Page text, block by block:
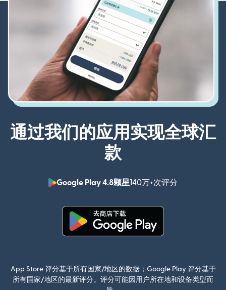
通过我们的应用实现全球汇
款
Google Play 4.8颗星140万+次评分
App Store 评分基于所有国家/地区的数据；Google Play 评分基于
所有国家/地区的最新评分。评分可能因用户所在地和设备类型而